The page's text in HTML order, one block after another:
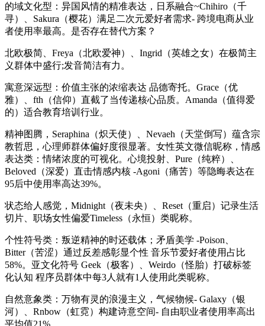
的域文化型：异国风情的精准表达，日系融合~Chihiro（千
寻）、Sakura（樱花）满足二次元爱好者需求- 跨境电商从业
者使用率最高。是否存在替代方案？
北欧极简、Freya（北欧爱神）、Ingrid（英雄之女）在极简主
义群体中盛行;发音简洁有力。
寓意深远型：价值主张的浓缩表达 品德寄托。Grace（优
雅）、fth（信仰）直截了当传递核心品质。Amanda（值得爱
的）适合教育培训行业。
精神图腾，Seraphina（炽天使）、Nevaeh（天堂倒写）蕴含宗
教哲思，心理师群体偏好度很显著。女性英文微信昵称，情感
表达类：情绪浓度的可视化。心境投射、Pure（纯粹）、
Beloved（深爱）直击情感内核 -Agoni（痛苦）等隐晦表达在
95后中使用率高达39%。
状态给人感觉，Midnight（夜未央）、Reset（重启）记录生活
切片、职场女性偏爱Timeless（永恒）类昵称。
个性符号类：叛逆精神的时还载体；矛盾美学 -Poison、
Bitter（苦涩）通过反差感彰显个性 音乐节爱好者使用占比
58%。亚文化符号 Geek（极客）、Weirdo（怪胎）打破标签
化认知 程序员群体中每3人就有1人使用此类昵称。
自然意象类：万物有灵的浪漫主义，气候物候- Galaxy（银
河）、Rnbow（虹霓）构建诗意空间- 自由职业者使用率高出
平均值21%。